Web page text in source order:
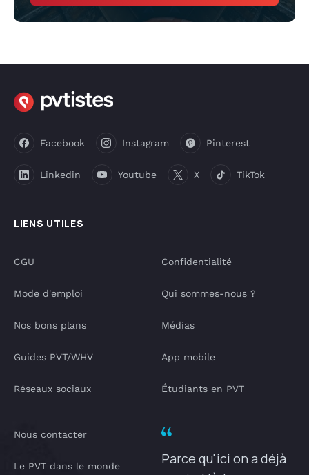
LIENS UTILES
Facebook Instagram Pinterest
Linkedin Youtube X TikTok
CGU
Mode d'emploi
Nos bons plans
Guides PVT/WHV
Réseaux sociaux
Confidentialité
Qui sommes-nous ?
Médias
App mobile
Étudiants en PVT
Nous contacter
Le PVT dans le monde
Parce qu'ici on a déjà